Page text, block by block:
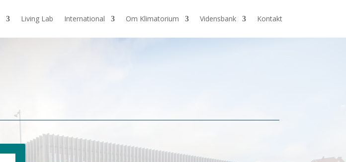
Living Lab International Om Klimatorium Vidensbank Kontakt